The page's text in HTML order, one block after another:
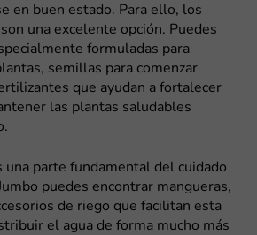
en buen estado. Para ello, los
son una excelente opción. Puedes
formuladas para
semillas para comenzar
que ayudan a fortalecer
las plantas saludables
una parte fundamental del cuidado
puedes encontrar mangueras,
de riego que facilitan esta
el agua de forma mucho más